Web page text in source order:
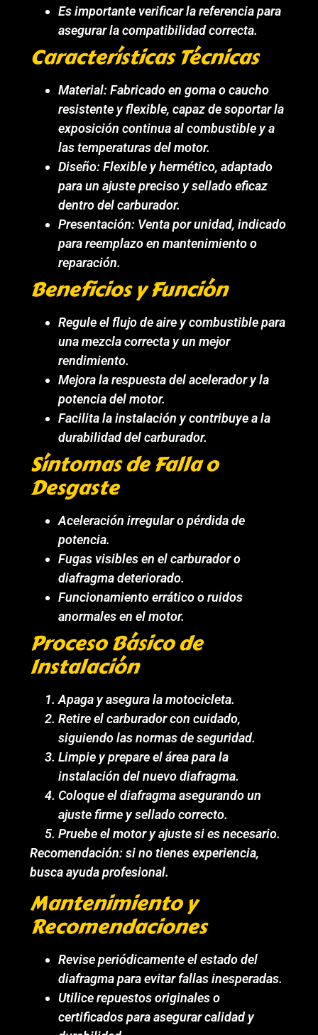
Es importante verificar la referencia para
asegurar la compatibilidad correcta.
Características Técnicas
Material: Fabricado en goma o caucho
resistente y flexible, capaz de soportar la
exposición continua al combustible y a
las temperaturas del motor.
Diseño: Flexible y hermético, adaptado
para un ajuste preciso y sellado eficaz
dentro del carburador.
Presentación: Venta por unidad, indicado
para reemplazo en mantenimiento o
reparación.
Beneficios y Función
Regule el flujo de aire y combustible para
una mezcla correcta y un mejor
rendimiento.
Mejora la respuesta del acelerador y la
potencia del motor.
Facilita la instalación y contribuye a la
durabilidad del carburador.
Síntomas de Falla o
Desgaste
Aceleración irregular o pérdida de
potencia.
Fugas visibles en el carburador o
diafragma deteriorado.
Funcionamiento errático o ruidos
anormales en el motor.
Proceso Básico de
Instalación
Apaga y asegura la motocicleta.
Retire el carburador con cuidado,
siguiendo las normas de seguridad.
Limpie y prepare el área para la
instalación del nuevo diafragma.
Coloque el diafragma asegurando un
ajuste firme y sellado correcto.
Pruebe el motor y ajuste si es necesario.
Recomendación: si no tienes experiencia,
busca ayuda profesional.
Mantenimiento y
Recomendaciones
Revise periódicamente el estado del
diafragma para evitar fallas inesperadas.
Utilice repuestos originales o
certificados para asegurar calidad y